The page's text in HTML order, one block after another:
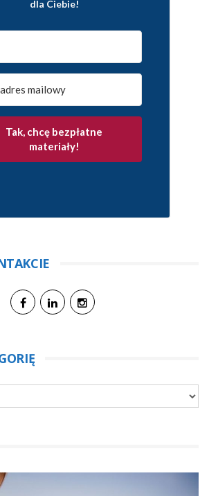
dla Ciebie!
Tak, chcę bezpłatne
materiały!